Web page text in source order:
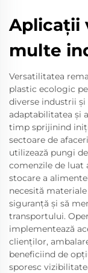
Aplicații
multe
Versatilitatea
plastic ecologic
diverse industrii
adaptabilitatea și
timp sprijinind
sectoare de
utilizează pungi
comenzile de luat
stocare a
necesită
siguranță și să
transportului.
implementează
clienților,
beneficiind de
sporesc